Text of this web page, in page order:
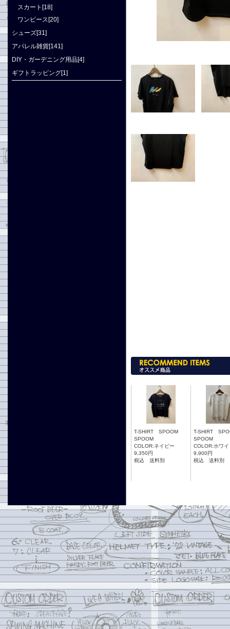
T-SHIRT SPOOM
SPOOM
COLOR:ネイビー
9,350円
税込 送料別
T-SHIRT
SPOOM
COLOR:ホワイ
9,900円
税込 送料別
スカート[18]
ワンピース[20]
シューズ[31]
アパレル雑貨[141]
DIY・ガーデニング用品[4]
ギフトラッピング[1]